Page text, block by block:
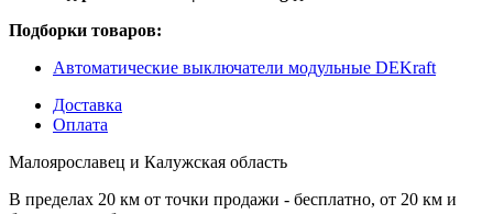
Подборки товаров:
Автоматические выключатели модульные DEKraft
Доставка
Оплата
Малоярославец и Калужская область
В пределах 20 км от точки продажи - бесплатно, от 20 км и